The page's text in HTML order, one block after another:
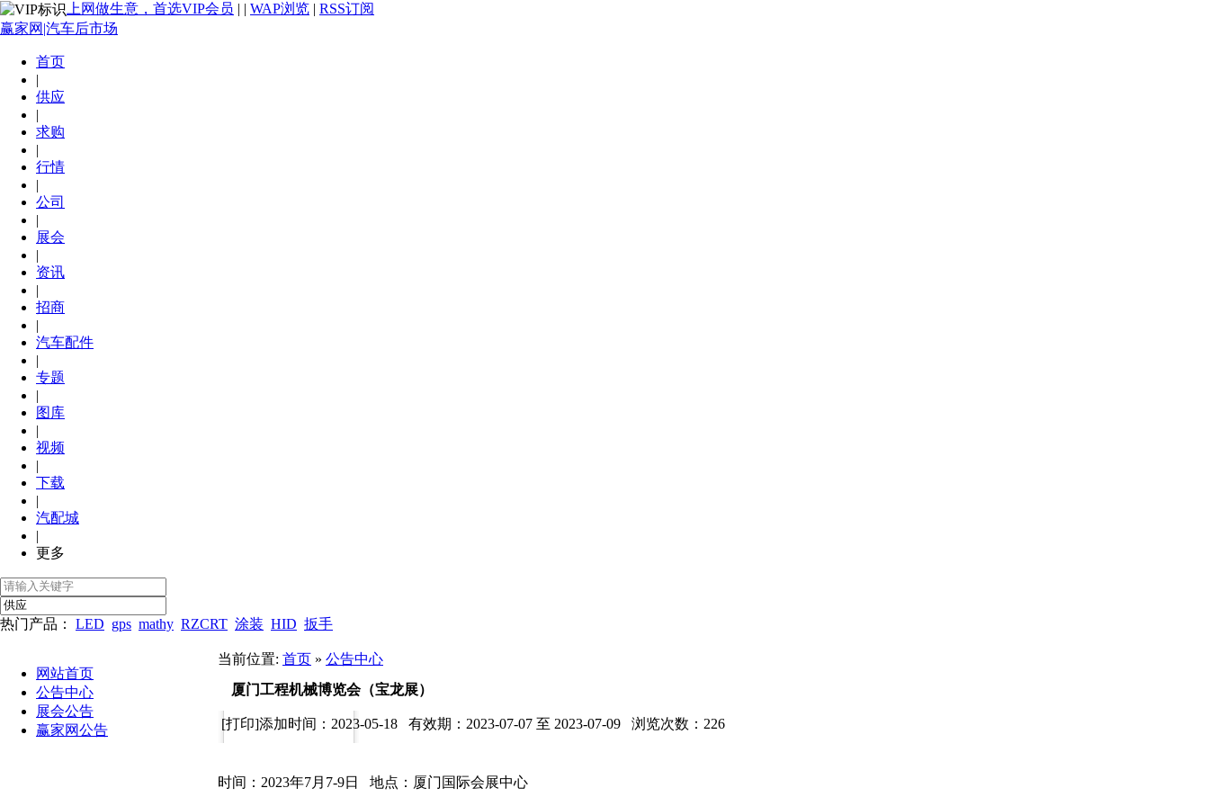
上网做生意，首选VIP会员 | | WAP浏览 | RSS订阅
赢家网|汽车后市场
首页
|
供应
|
求购
|
行情
|
公司
|
展会
|
资讯
|
招商
|
汽车配件
|
专题
|
图库
|
视频
|
下载
|
汽配城
|
更多
热门产品： LED gps mathy RZCRT 涂装 HID 扳手
网站首页
公告中心
展会公告
赢家网公告
当前位置: 首页 » 公告中心
厦门工程机械博览会（宝龙展）
[打印]添加时间：2023-05-18 有效期：2023-07-07 至 2023-07-09 浏览次数： 226
时间： 2023年7月7-9日 地点：厦门国际会展中心